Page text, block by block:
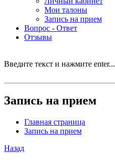
Мои талоны
Запись на прием
Вопрос - Ответ
Отзывы
Введите текст и нажмите enter...
Запись на прием
Главная страница
Запись на прием
Назад